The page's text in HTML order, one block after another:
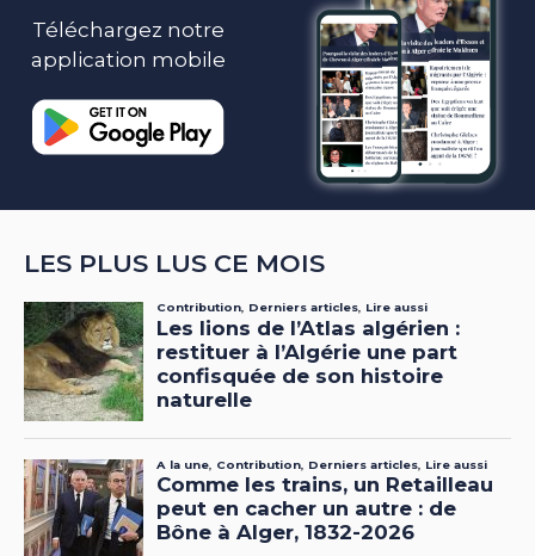
Téléchargez notre
application mobile
LES PLUS LUS CE MOIS